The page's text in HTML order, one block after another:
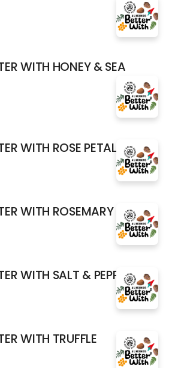
WITH HONEY & SEA
WITH ROSE PETALS
WITH ROSEMARY
WITH SALT & PEPPER
WITH TRUFFLE